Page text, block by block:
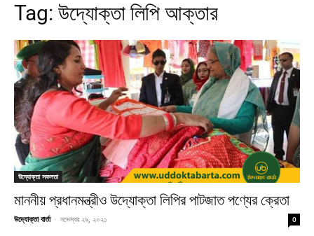
Tag: উদ্যোক্তা লিপি আক্তার
উদ্যোক্তা সফলতা
মাননীয় প্রধানমন্ত্রীও উদ্যোক্তা লিপির পাটজাত পণ্যের ক্রেতা
উদ্যোক্তা বার্তা - নভেম্বর ২৯, ২০২১ 0